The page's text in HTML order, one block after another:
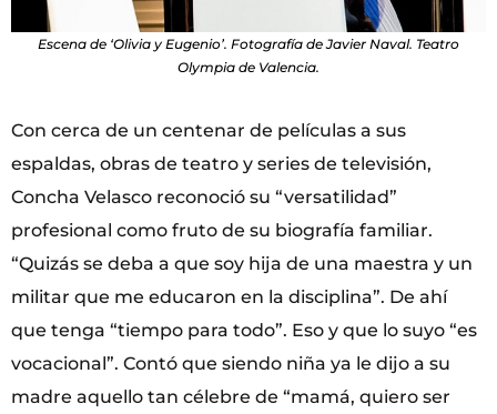
Escena de ‘Olivia y Eugenio’. Fotografía de Javier Naval. Teatro
Olympia de Valencia.
Con cerca de un centenar de películas a sus
espaldas, obras de teatro y series de televisión,
Concha Velasco reconoció su “versatilidad”
profesional como fruto de su biografía familiar.
“Quizás se deba a que soy hija de una maestra y un
militar que me educaron en la disciplina”. De ahí
que tenga “tiempo para todo”. Eso y que lo suyo “es
vocacional”. Contó que siendo niña ya le dijo a su
madre aquello tan célebre de “mamá, quiero ser